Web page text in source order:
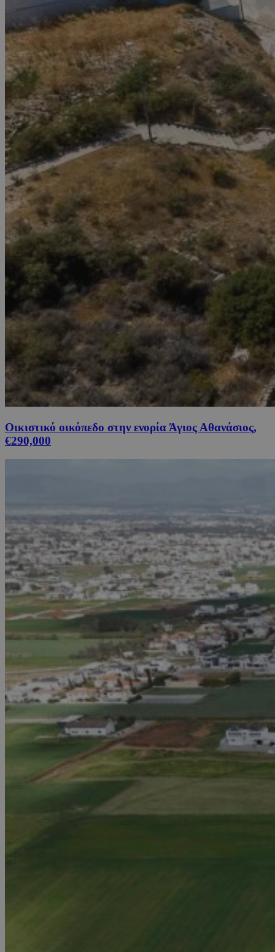
Οικιστικό οικόπεδο στην ενορία Άγιος Αθανάσιος,
€290,000